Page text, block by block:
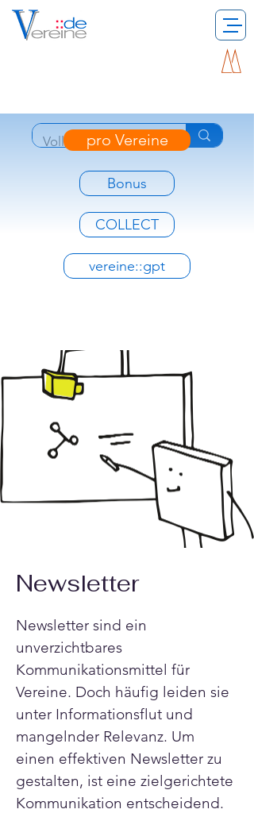
pro Vereine
Bonus
COLLECT
vereine::gpt
Newsletter
Newsletter sind ein
unverzichtbares
Kommunikationsmittel für
Vereine. Doch häufig leiden sie
unter Informationsflut und
mangelnder Relevanz. Um
einen effektiven Newsletter zu
gestalten, ist eine zielgerichtete
Kommunikation entscheidend.